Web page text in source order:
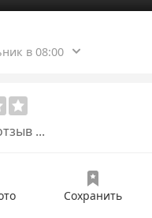
в 08:00
...
Сохранить